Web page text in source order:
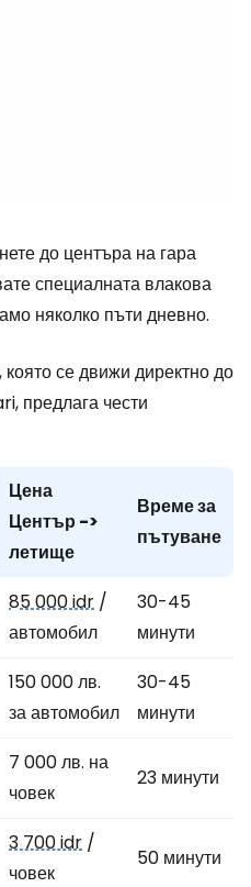
до центъра на гара
специалната влакова
няколко пъти дневно.
която се движи директно до
предлага чести
Цена
Център ->
летище
Време за
пътуване
85 000 idr /
автомобил
30-45
минути
150 000 лв.
за автомобил
30-45
минути
7 000 лв. на
човек
23 минути
3 700 idr /
човек
50 минути